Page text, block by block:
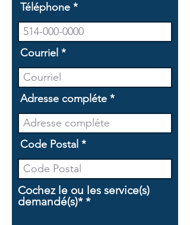
Téléphone
Courriel
Adresse compléte
Code Postal
Cochez le ou les service(s)
demandé(s)* *O